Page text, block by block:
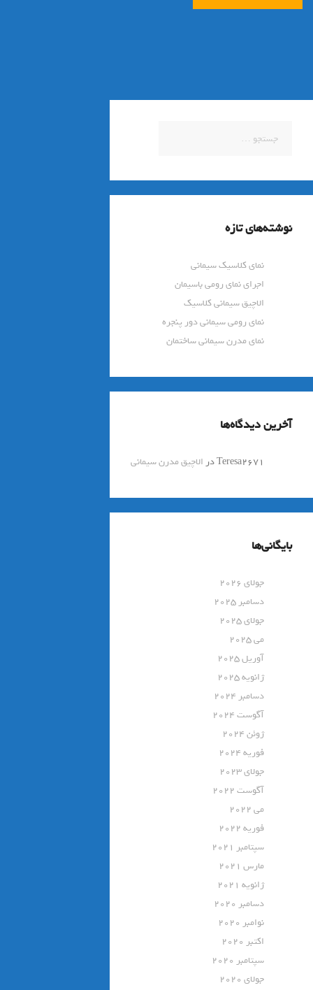
برای:
نوشته‌های تازه
نمای کلاسیک سیمانی
اجرای نمای رومی باسیمان
الاچیق سیمانی کلاسیک
نمای رومی سیمانی دور پنجره
نمای مدرن سیمانی ساختمان
آخرین دیدگاه‌ها
Teresa2671در الاچیق مدرن سیمانی
بایگانی‌ها
جولای 2026
دسامبر 2025
جولای 2025
می 2025
آوریل 2025
ژانویه 2025
دسامبر 2024
آگوست 2024
ژوئن 2024
فوریه 2024
جولای 2023
آگوست 2022
می 2022
فوریه 2022
سپتامبر 2021
مارس 2021
ژانویه 2021
دسامبر 2020
نوامبر 2020
اکتبر 2020
سپتامبر 2020
جولای 2020